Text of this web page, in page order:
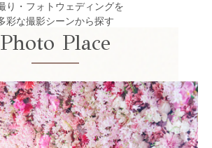
り・フォトウェディングを
彩な撮影シーンから探す
Photo Place